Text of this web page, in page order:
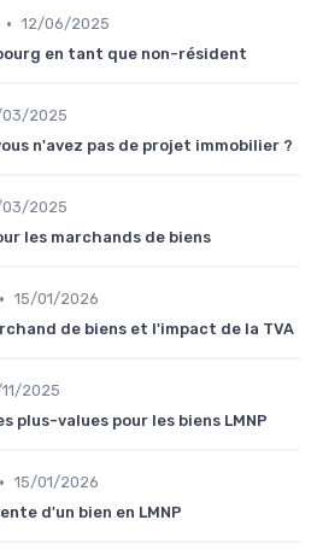
• 12/06/2025
en tant que non-résident
2025
n'avez pas de projet immobilier ?
2025
les marchands de biens
• 15/01/2026
de biens et l'impact de la TVA
2025
plus-values pour les biens LMNP
• 15/01/2026
d'un bien en LMNP